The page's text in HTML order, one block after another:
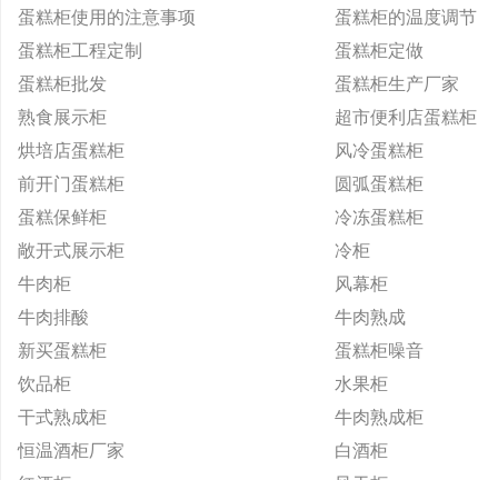
蛋糕柜使用的注意事项
蛋糕柜的温度调节
蛋糕柜工程定制
蛋糕柜定做
蛋糕柜批发
蛋糕柜生产厂家
熟食展示柜
超市便利店蛋糕柜
烘培店蛋糕柜
风冷蛋糕柜
前开门蛋糕柜
圆弧蛋糕柜
蛋糕保鲜柜
冷冻蛋糕柜
敞开式展示柜
冷柜
牛肉柜
风幕柜
牛肉排酸
牛肉熟成
新买蛋糕柜
蛋糕柜噪音
饮品柜
水果柜
干式熟成柜
牛肉熟成柜
恒温酒柜厂家
白酒柜